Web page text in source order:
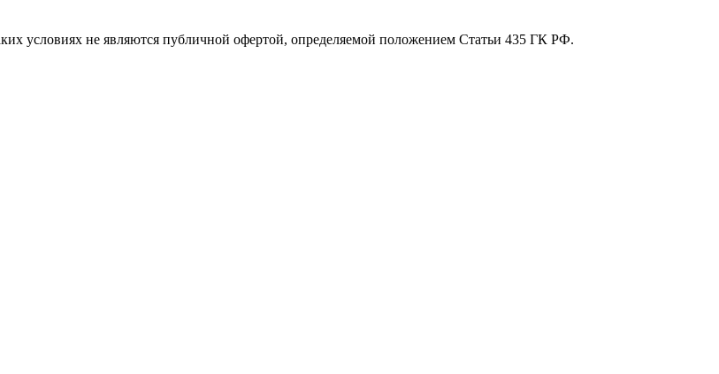
условиях не являются публичной офертой, определяемой положением Статьи 435 ГК РФ.